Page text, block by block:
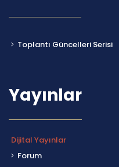
Toplantı Güncelleri Serisi
Yayınlar
Dijital Yayınlar
Forum